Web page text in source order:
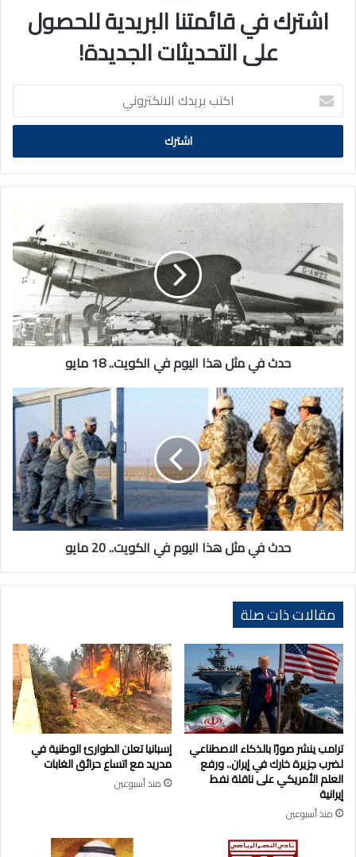
اشترك في قائمتنا البريدية للحصول
على التحديثات الجديدة!
اكتب
بريدك
الالكتروني
هذا
اليوم
في
الكويت..
18
مايو
حدث في مثل هذا اليوم في الكويت.. 18 مايو
حدث
في
مثل
هذا
اليوم
في
الكويت..
20
مايو
حدث في مثل هذا اليوم في الكويت.. 20 مايو
مقالات ذات صلة
ترامب ينشر صورًا بالذكاء الاصطناعي
لضرب جزيرة خارك في إيران.. ورفع
العلم الأمريكي على ناقلة نفط
إيرانية
منذ أسبوعين
إسبانيا تعلن الطوارئ الوطنية في
مدريد مع اتساع حرائق الغابات
منذ أسبوعين